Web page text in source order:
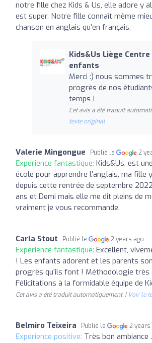
notre fille chez Kids & Us, elle adore y
est super. Notre fille connaît même
chanson en anglais qu’en français.
Kids&Us Liège
enfants
Merci :) nous sommes
progrès de nos
temps !
Cet avis a été traduit
texte original
Valerie Mingongue Publié le 2
Expérience fantastique: Kids&Us, est
école pour apprendre l'anglais, ma fille
depuis cette rentrée de septembre
ans et Demi mais elle me dit pleins de
vraiment je vous recommande.
Carla Stout Publié le 2 years ago
Expérience fantastique: Excellent,
! Les enfants adorent et les parents
progrès qu'ils font ! Méthodologie très
Félicitations à la formidable équipe de
Cet avis a été traduit automatiquement. | Voir le
Belmiro Teixeira Publié le 2 years
Expérience positive: Très bon ambiance